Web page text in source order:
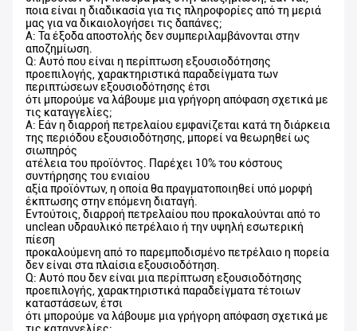
ποια είναι η διαδικασία για τις πληροφορίες από τη μεριά
μας για να δικαιολογήσει τις δαπάνες;
Α: Τα έξοδα αποστολής δεν συμπεριλαμβάνονται στην
αποζημίωση.
Q: Αυτό που είναι η περίπτωση εξουσιοδότησης
προεπιλογής, χαρακτηριστικά παραδείγματα των
περιπτώσεων εξουσιοδότησης έτσι
ότι μπορούμε να λάβουμε μια γρήγορη απόφαση σχετικά με
τις καταγγελίες;
Α: Εάν η διαρροή πετρελαίου εμφανίζεται κατά τη διάρκεια
της περιόδου εξουσιοδότησης, μπορεί να θεωρηθεί ως
σιωπηρός
ατέλεια του προϊόντος. Παρέχει 10% του κόστους
συντήρησης του ενιαίου
αξία προϊόντων, η οποία θα πραγματοποιηθεί υπό μορφή
έκπτωσης στην επόμενη διαταγή.
Εντούτοις, διαρροή πετρελαίου που προκαλούνται από το
unclean υδραυλικό πετρέλαιο ή την υψηλή εσωτερική
πίεση
προκαλούμενη από το παρεμποδισμένο πετρέλαιο η πορεία
δεν είναι στα πλαίσια εξουσιοδότηση.
Q: Αυτό που δεν είναι μια περίπτωση εξουσιοδότησης
προεπιλογής, χαρακτηριστικά παραδείγματα τέτοιων
καταστάσεων, έτσι
ότι μπορούμε να λάβουμε μια γρήγορη απόφαση σχετικά με